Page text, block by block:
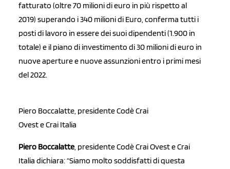
fatturato (oltre 70 milioni di euro in più rispetto al
2019) superando i 340 milioni di Euro, conferma tutti i
posti di lavoro in essere dei suoi dipendenti (1.900 in
totale) e il piano di investimento di 30 milioni di euro in
nuove aperture e nuove assunzioni entro i primi mesi
del 2022.
Piero Boccalatte, presidente Codè Crai
Ovest e Crai Italia
Piero Boccalatte, presidente Codè Crai Ovest e Crai
Italia dichiara: “Siamo molto soddisfatti di questa